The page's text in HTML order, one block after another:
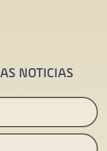
NOTICIAS